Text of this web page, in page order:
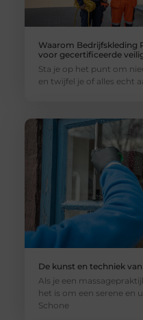
Waarom Bedrijfskleding
voor gecertificeerde
Sta je op het punt om
en twijfel je of alles echt
De kunst en techniek
Als je een
het is om een serene en
Schone